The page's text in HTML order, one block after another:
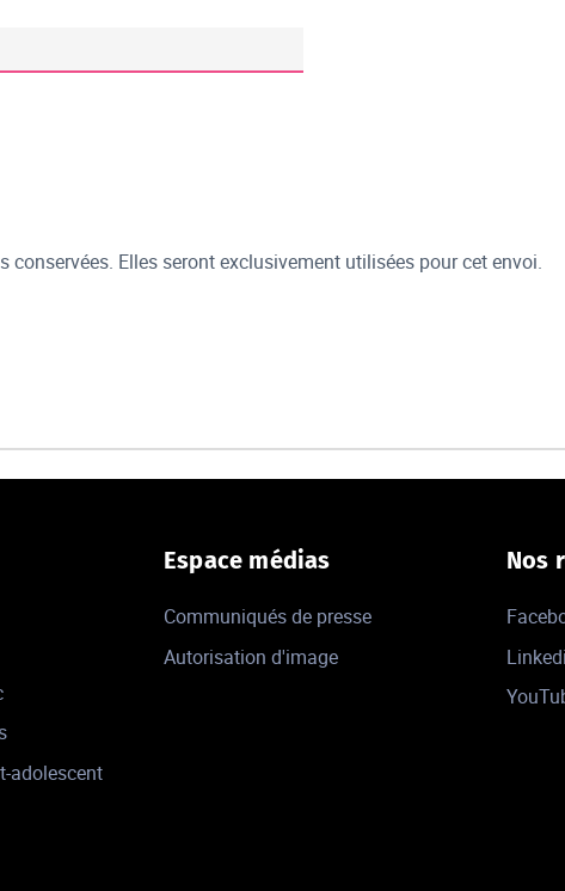
conservées. Elles seront exclusivement utilisées pour cet envoi.
adolescent
Espace médias
Communiqués de presse
Autorisation d'image
Nos